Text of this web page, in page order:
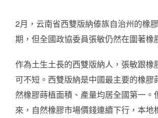
2月，云南省西雙版納傣族自治州的橡
期，但全國政協委員張敏仍然在圍著橡
作為土生土長的西雙版納人，張敏跟橡
可不短。西雙版納是中國最主要的橡膠
然橡膠蒔植面積、產量均居全國第一。
來，自然橡膠市場價錢連續下行，本地